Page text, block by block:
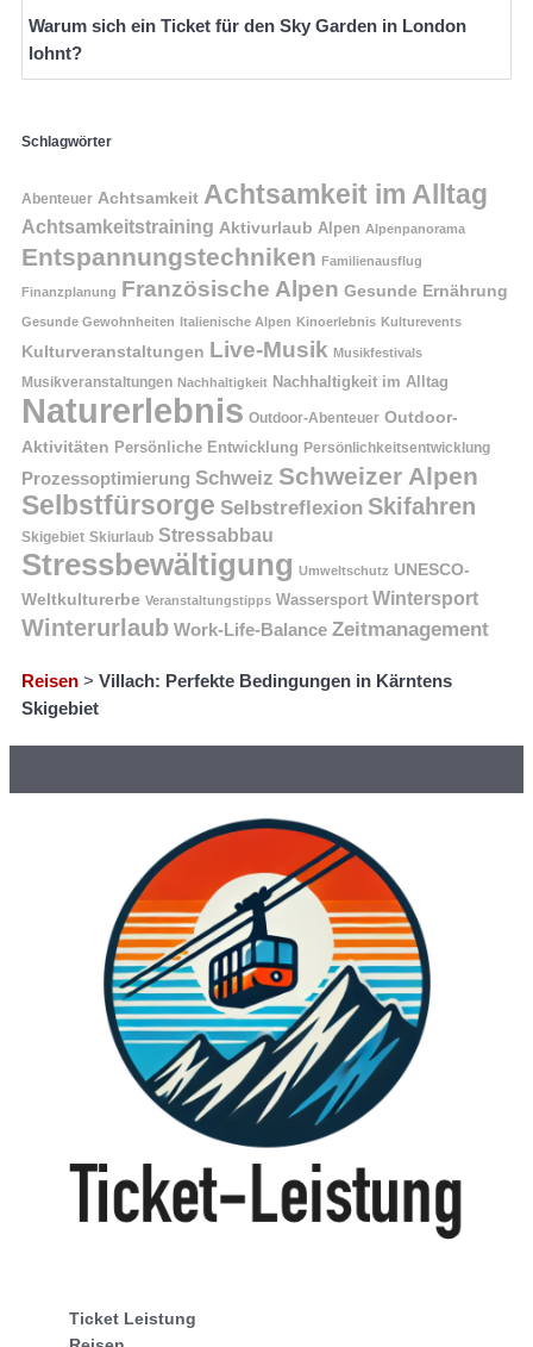
Warum sich ein Ticket für den Sky Garden in London
lohnt?
Schlagwörter
Abenteuer Achtsamkeit Achtsamkeit im Alltag
Achtsamkeitstraining Aktivurlaub Alpen Alpenpanorama
Entspannungstechniken Familienausflug
Finanzplanung Französische Alpen Gesunde Ernährung
Gesunde Gewohnheiten Italienische Alpen Kinoerlebnis Kulturevents
Kulturveranstaltungen Live-Musik Musikfestivals
Musikveranstaltungen Nachhaltigkeit Nachhaltigkeit im Alltag
Naturerlebnis Outdoor-Abenteuer Outdoor-
Aktivitäten Persönliche Entwicklung Persönlichkeitsentwicklung
Prozessoptimierung Schweiz Schweizer Alpen
Selbstfürsorge Selbstreflexion Skifahren
Skigebiet Skiurlaub Stressabbau
Stressbewältigung Umweltschutz UNESCO-
Weltkulturerbe Veranstaltungstipps Wassersport Wintersport
Winterurlaub Work-Life-Balance Zeitmanagement
Reisen > Villach: Perfekte Bedingungen in Kärntens
Skigebiet
Ticket Leistung